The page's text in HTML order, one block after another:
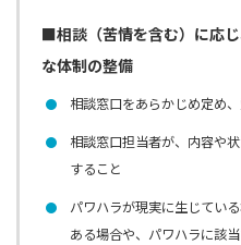
■相談（苦情を含む）に応
な体制の整備
相談窓口をあらかじめ定め
相談窓口担当者が、内容や
すること
パワハラが現実に生じてい
ある場合や、パワハラに該